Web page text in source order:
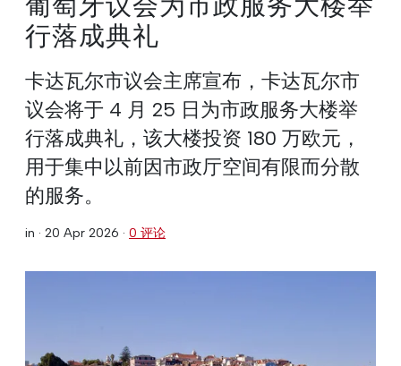
行落成典礼
卡达瓦尔市议会主席宣布，卡达瓦尔市
议会将于 4 月 25 日为市政服务大楼举
行落成典礼，该大楼投资 180 万欧元，
用于集中以前因市政厅空间有限而分散
的服务。
in · 20 Apr 2026 · 0 评论